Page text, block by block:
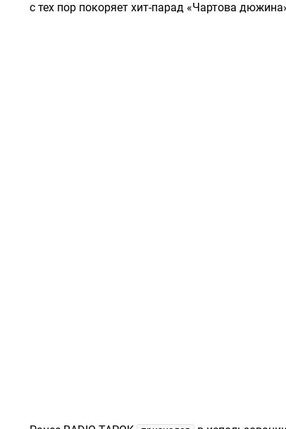
с тех пор покоряет хит-парад «Чартова